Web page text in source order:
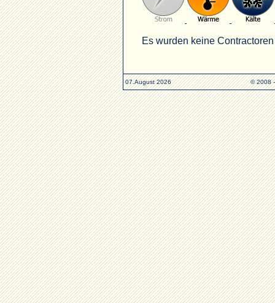
Es wurden keine
07.August 2026 © 2008